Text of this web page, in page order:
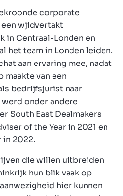
corporate
wjidvertakt
in Centraal-Londen en
het team in Londen leiden.
aan ervaring mee, nadat
maakte van een
bedrijfsjurist naar
onder andere
South East Dealmakers
of the Year in 2021 en
in 2022.
die willen uitbreiden
hun blik vaak op
hier kunnen